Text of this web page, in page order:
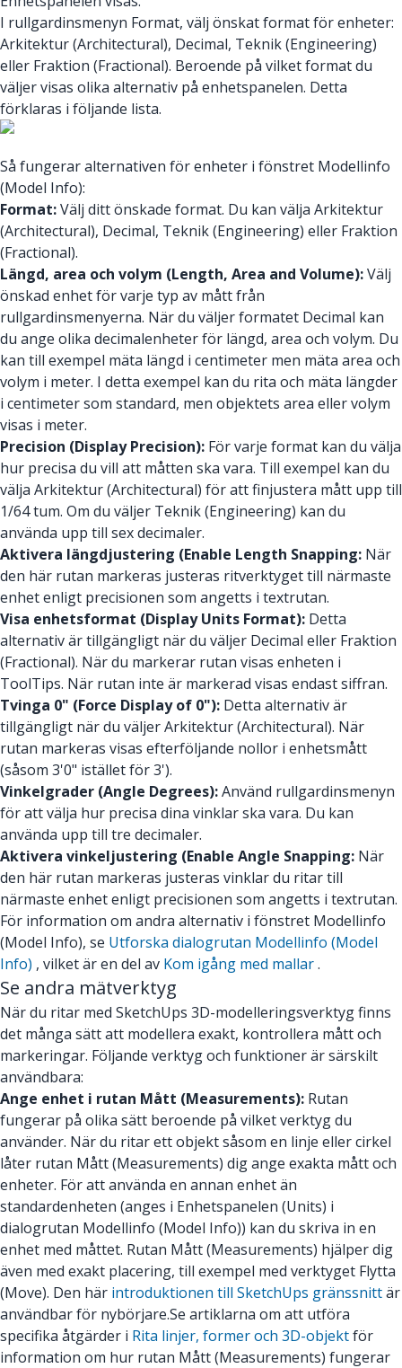
I rullgardinsmenyn Format, välj önskat format för enheter:
Arkitektur (Architectural), Decimal, Teknik (Engineering)
eller Fraktion (Fractional). Beroende på vilket format du
väljer visas olika alternativ på enhetspanelen. Detta
förklaras i följande lista.
Så fungerar alternativen för enheter i fönstret Modellinfo
(Model Info):
Format:Välj ditt önskade format. Du kan välja Arkitektur
(Architectural), Decimal, Teknik (Engineering) eller Fraktion
(Fractional).
Längd, area och volym (Length, Area and Volume):Välj
önskad enhet för varje typ av mått från
rullgardinsmenyerna. När du väljer formatet Decimal kan
du ange olika decimalenheter för längd, area och volym. Du
kan till exempel mäta längd i centimeter men mäta area och
volym i meter. I detta exempel kan du rita och mäta längder
i centimeter som standard, men objektets area eller volym
visas i meter.
Precision (Display Precision): För varje format kan du välja
hur precisa du vill att måtten ska vara. Till exempel kan du
välja Arkitektur (Architectural) för att finjustera mått upp till
1/64 tum. Om du väljer Teknik (Engineering) kan du
använda upp till sex decimaler.
Aktivera längdjustering (Enable Length Snapping: När
den här rutan markeras justeras ritverktyget till närmaste
enhet enligt precisionen som angetts i textrutan.
Visa enhetsformat (Display Units Format): Detta
alternativ är tillgängligt när du väljer Decimal eller Fraktion
(Fractional). När du markerar rutan visas enheten i
ToolTips. När rutan inte är markerad visas endast siffran.
Tvinga 0" (Force Display of 0"): Detta alternativ är
tillgängligt när du väljer Arkitektur (Architectural). När
rutan markeras visas efterföljande nollor i enhetsmått
(såsom 3'0" istället för 3').
Vinkelgrader (Angle Degrees):Använd rullgardinsmenyn
för att välja hur precisa dina vinklar ska vara. Du kan
använda upp till tre decimaler.
Aktivera vinkeljustering (Enable Angle Snapping: När
den här rutan markeras justeras vinklar du ritar till
närmaste enhet enligt precisionen som angetts i textrutan.
För information om andra alternativ i fönstret Modellinfo
(Model Info), se Utforska dialogrutan Modellinfo (Model
Info) , vilket är en del av Kom igång med mallar.
Se andra mätverktyg
När du ritar med SketchUps 3D-modelleringsverktyg finns
det många sätt att modellera exakt, kontrollera mått och
markeringar. Följande verktyg och funktioner är särskilt
användbara:
Ange enhet i rutan Mått (Measurements): Rutan
fungerar på olika sätt beroende på vilket verktyg du
använder. När du ritar ett objekt såsom en linje eller cirkel
låter rutan Mått (Measurements) dig ange exakta mått och
enheter. För att använda en annan enhet än
standardenheten (anges i Enhetspanelen (Units) i
dialogrutan Modellinfo (Model Info)) kan du skriva in en
enhet med måttet. Rutan Mått (Measurements) hjälper dig
även med exakt placering, till exempel med verktyget Flytta
(Move). Den här introduktionen till SketchUps gränssnittär
användbar för nybörjare.Se artiklarna om att utföra
specifika åtgärder i Rita linjer, former och 3D-objektför
information om hur rutan Mått (Measurements) fungerar